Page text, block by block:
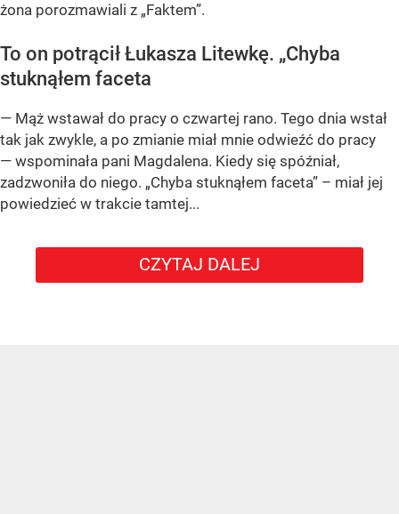
żona porozmawiali z „Faktem”.
To on potrącił Łukasza Litewkę. „Chyba
stuknąłem faceta
— Mąż wstawał do pracy o czwartej rano. Tego dnia wstał
tak jak zwykle, a po zmianie miał mnie odwieźć do pracy
— wspominała pani Magdalena. Kiedy się spóźniał,
zadzwoniła do niego. „Chyba stuknąłem faceta” – miał jej
powiedzieć w trakcie tamtej...
CZYTAJ DALEJ